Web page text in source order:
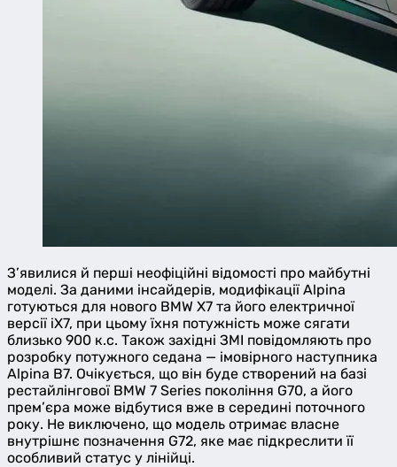
З’явилися й перші неофіційні відомості про майбутні
моделі. За даними інсайдерів, модифікації Alpina
готуються для нового BMW X7 та його електричної
версії iX7, при цьому їхня потужність може сягати
близько 900 к.с. Також західні ЗМІ повідомляють про
розробку потужного седана — імовірного наступника
Alpina B7. Очікується, що він буде створений на базі
рестайлінгової BMW 7 Series покоління G70, а його
прем’єра може відбутися вже в середині поточного
року. Не виключено, що модель отримає власне
внутрішнє позначення G72, яке має підкреслити її
особливий статус у лінійці.